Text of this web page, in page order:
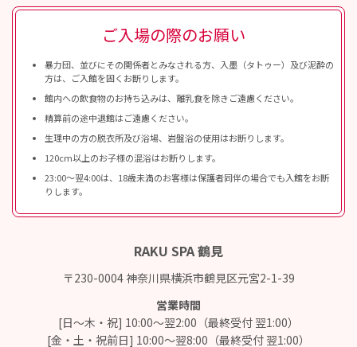
ご入場の際のお願い
暴力団、並びにその関係者とみなされる方、入墨（タトゥー）及び泥酔の
方は、ご入館を固くお断りします。
館内への飲食物のお持ち込みは、離乳食を除きご遠慮ください。
精算前の途中退館はご遠慮ください。
生理中の方の脱衣所及び浴場、岩盤浴の使用はお断りします。
120cm以上のお子様の混浴はお断りします。
23:00〜翌4:00は、18歳未満のお客様は保護者同伴の場合でも入館をお断
りします。
RAKU SPA 鶴見
〒230-0004 神奈川県横浜市鶴見区元宮2-1-39
営業時間
[日～木・祝] 10:00～翌2:00（最終受付 翌1:00）
[金・土・祝前日] 10:00～翌8:00（最終受付 翌1:00）